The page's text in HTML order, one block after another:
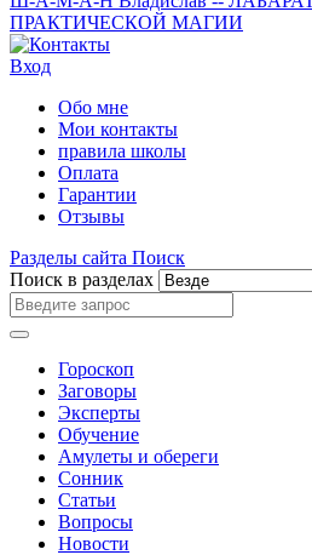
ПРАКТИЧЕСКОЙ МАГИИ
Вход
Обо мне
Мои контакты
правила школы
Оплата
Гарантии
Отзывы
Разделы сайта Поиск
Поиск в разделах
Гороскоп
Заговоры
Эксперты
Обучение
Амулеты и обереги
Сонник
Статьи
Вопросы
Новости